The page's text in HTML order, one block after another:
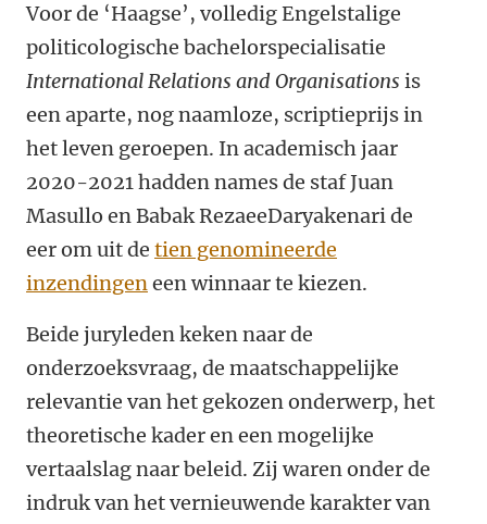
Voor de ‘Haagse’, volledig Engelstalige
politicologische bachelorspecialisatie
International Relations and Organisations is
een aparte, nog naamloze, scriptieprijs in
het leven geroepen. In academisch jaar
2020-2021 hadden names de staf Juan
Masullo en Babak RezaeeDaryakenari de
eer om uit de tien genomineerde
inzendingeneen winnaar te kiezen.
Beide juryleden keken naar de
onderzoeksvraag, de maatschappelijke
relevantie van het gekozen onderwerp, het
theoretische kader en een mogelijke
vertaalslag naar beleid. Zij waren onder de
indruk van het vernieuwende karakter van